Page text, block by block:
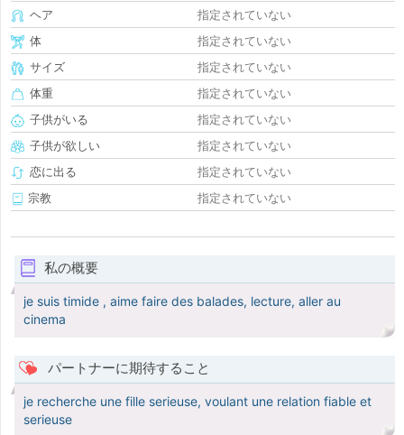
ヘア
指定されていない
体
指定されていない
サイズ
指定されていない
体重
指定されていない
子供がいる
指定されていない
子供が欲しい
指定されていない
恋に出る
指定されていない
宗教
指定されていない
私の概要
je suis timide , aime faire des balades, lecture, aller au
cinema
パートナーに期待すること
je recherche une fille serieuse, voulant une relation fiable et
serieuse